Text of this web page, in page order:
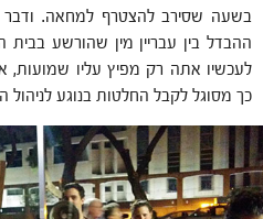
בשעה שסירב להצטרף למחאה.
ההבדל בין עבריין מין שהורשע
לעכשיו אתה רק מפיץ עליו
כך מסוגל לקבל החלטות בנוגע לניהול